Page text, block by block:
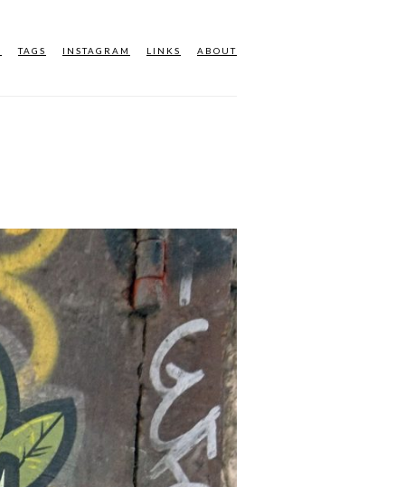
TAGS INSTAGRAM LINKS ABOUT